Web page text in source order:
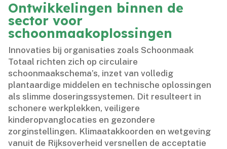
Ontwikkelingen binnen de
sector voor
schoonmaakoplossingen
Innovaties bij organisaties zoals Schoonmaak
Totaal richten zich op circulaire
schoonmaakschema’s, inzet van volledig
plantaardige middelen en technische oplossingen
als slimme doseringssystemen.​ Dit resulteert in
schonere werkplekken, veiligere
kinderopvanglocaties en gezondere
zorginstellingen.​ Klimaatakkoorden en wetgeving
vanuit de Rijksoverheid versnellen de acceptatie